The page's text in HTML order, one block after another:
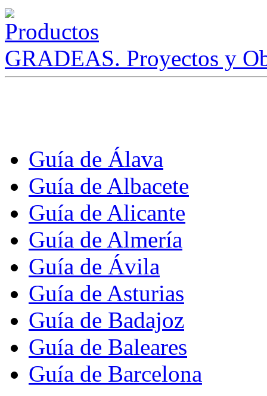
GRADEAS. Proyectos y
Guía de Álava
Guía de Albacete
Guía de Alicante
Guía de Almería
Guía de Ávila
Guía de Asturias
Guía de Badajoz
Guía de Baleares
Guía de Barcelona